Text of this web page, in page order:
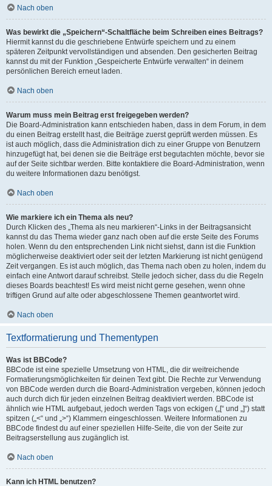
Nach oben
Was bewirkt die „Speichern“-Schaltfläche beim Schreiben eines Beitrags?
Hiermit kannst du die geschriebene Entwürfe speichern und zu einem
späteren Zeitpunkt vervollständigen und absenden. Den gesicherten Beitrag
kannst du mit der Funktion „Gespeicherte Entwürfe verwalten“ in deinem
persönlichen Bereich erneut laden.
Nach oben
Warum muss mein Beitrag erst freigegeben werden?
Die Board-Administration kann entschieden haben, dass in dem Forum, in dem
du einen Beitrag erstellt hast, die Beiträge zuerst geprüft werden müssen. Es
ist auch möglich, dass die Administration dich zu einer Gruppe von Benutzern
hinzugefügt hat, bei denen sie die Beiträge erst begutachten möchte, bevor sie
auf der Seite sichtbar werden. Bitte kontaktiere die Board-Administration, wenn
du weitere Informationen dazu benötigst.
Nach oben
Wie markiere ich ein Thema als neu?
Durch Klicken des „Thema als neu markieren“-Links in der Beitragsansicht
kannst du das Thema wieder ganz nach oben auf die erste Seite des Forums
holen. Wenn du den entsprechenden Link nicht siehst, dann ist die Funktion
möglicherweise deaktiviert oder seit der letzten Markierung ist nicht genügend
Zeit vergangen. Es ist auch möglich, das Thema nach oben zu holen, indem du
einfach eine Antwort darauf schreibst. Stelle jedoch sicher, dass du die Regeln
dieses Boards beachtest! Es wird meist nicht gerne gesehen, wenn ohne
triftigen Grund auf alte oder abgeschlossene Themen geantwortet wird.
Nach oben
Textformatierung und Thementypen
Was ist BBCode?
BBCode ist eine spezielle Umsetzung von HTML, die dir weitreichende
Formatierungsmöglichkeiten für deinen Text gibt. Die Rechte zur Verwendung
von BBCode werden durch die Board-Administration vergeben, können jedoch
auch durch dich für jeden einzelnen Beitrag deaktiviert werden. BBCode ist
ähnlich wie HTML aufgebaut, jedoch werden Tags von eckigen („[“ und „]“) statt
spitzen („<“ und „>“) Klammern eingeschlossen. Weitere Informationen zu
BBCode findest du auf einer speziellen Hilfe-Seite, die von der Seite zur
Beitragserstellung aus zugänglich ist.
Nach oben
Kann ich HTML benutzen?